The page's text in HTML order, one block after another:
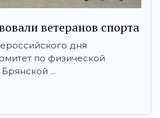
ветеранов спорта
дня
по физической
...